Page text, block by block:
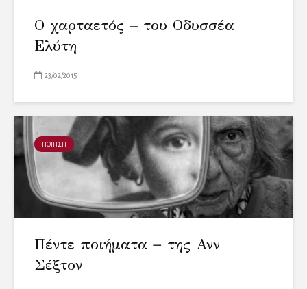
Ο χαρταετός – του Οδυσσέα
Ελύτη
23/02/2015
ΠΟΙΗΣΗ
Πέντε ποιήματα − της Ανν
Σέξτον